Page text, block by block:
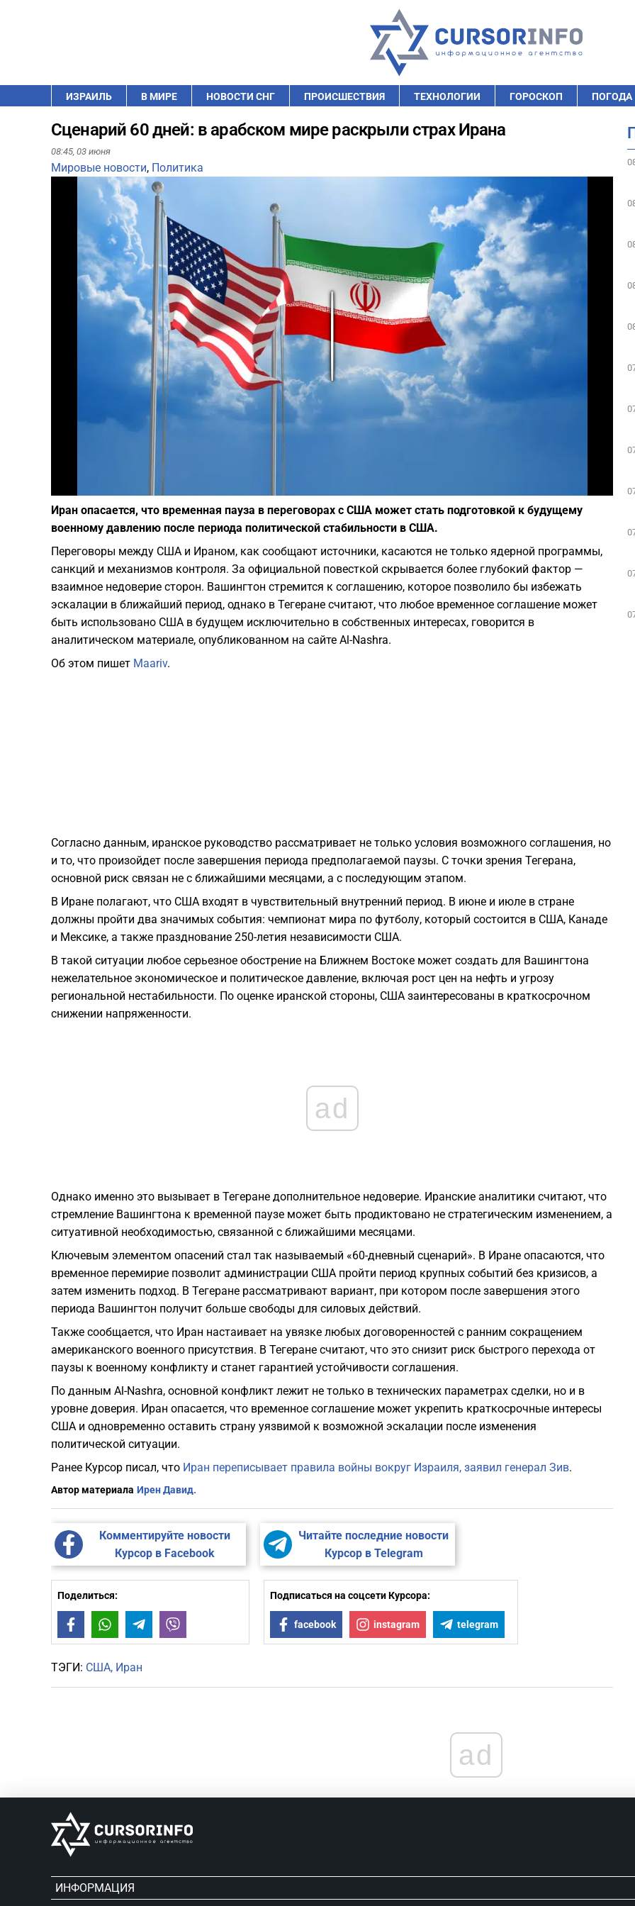
ИЗРАИЛЬ В МИРЕ НОВОСТИ СНГ ПРОИСШЕСТВИЯ ТЕХНОЛОГИИ ГОРОСКОП ПОГОДА
Сценарий 60 дней: в арабском мире раскрыли страх Ирана
08:45, 03 июня
Мировые новости, Политика
Play
Иран опасается, что временная пауза в переговорах с США может стать подготовкой к будущему
военному давлению после периода политической стабильности в США.
Переговоры между США и Ираном, как сообщают источники, касаются не только ядерной программы,
санкций и механизмов контроля. За официальной повесткой скрывается более глубокий фактор —
взаимное недоверие сторон. Вашингтон стремится к соглашению, которое позволило бы избежать
эскалации в ближайший период, однако в Тегеране считают, что любое временное соглашение может
быть использовано США в будущем исключительно в собственных интересах, говорится в
аналитическом материале, опубликованном на сайте Al-Nashra.
Об этом пишет Maariv.
Согласно данным, иранское руководство рассматривает не только условия возможного соглашения, но
и то, что произойдет после завершения периода предполагаемой паузы. С точки зрения Тегерана,
основной риск связан не с ближайшими месяцами, а с последующим этапом.
В Иране полагают, что США входят в чувствительный внутренний период. В июне и июле в стране
должны пройти два значимых события: чемпионат мира по футболу, который состоится в США, Канаде
и Мексике, а также празднование 250-летия независимости США.
В такой ситуации любое серьезное обострение на Ближнем Востоке может создать для Вашингтона
нежелательное экономическое и политическое давление, включая рост цен на нефть и угрозу
региональной нестабильности. По оценке иранской стороны, США заинтересованы в краткосрочном
снижении напряженности.
ad
Однако именно это вызывает в Тегеране дополнительное недоверие. Иранские аналитики считают, что
стремление Вашингтона к временной паузе может быть продиктовано не стратегическим изменением, а
ситуативной необходимостью, связанной с ближайшими месяцами.
Ключевым элементом опасений стал так называемый «60-дневный сценарий». В Иране опасаются, что
временное перемирие позволит администрации США пройти период крупных событий без кризисов, а
затем изменить подход. В Тегеране рассматривают вариант, при котором после завершения этого
периода Вашингтон получит больше свободы для силовых действий.
Также сообщается, что Иран настаивает на увязке любых договоренностей с ранним сокращением
американского военного присутствия. В Тегеране считают, что это снизит риск быстрого перехода от
паузы к военному конфликту и станет гарантией устойчивости соглашения.
По данным Al-Nashra, основной конфликт лежит не только в технических параметрах сделки, но и в
уровне доверия. Иран опасается, что временное соглашение может укрепить краткосрочные интересы
США и одновременно оставить страну уязвимой к возможной эскалации после изменения
политической ситуации.
Ранее Курсор писал, что Иран переписывает правила войны вокруг Израиля, заявил генерал Зив.
Автор материала Ирен Давид.
Комментируйте новости
Курсор в Facebook
Читайте последние новости
Курсор в Telegram
Поделиться:
FacebookWhatsAppTelegram
Подписаться на соцсети Курсора:
facebook instagram telegram
ТЭГИ: США Иран
ad
ИНФОРМАЦИЯ